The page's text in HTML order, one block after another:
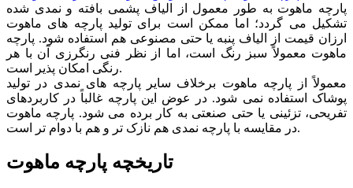
پارچه ماهوت به طور معمول از الیاف پشمی بافته و نمدی شده
تشکیل می گردد؛ اما ممکن است برای تولید پارچه های ماهوت
ارزان قیمت از الیاف پنبه یا حتی مصنوعی هم استفاده شود. پارچه
ماهوت معمولاً سبز رنگ است، اما از نظر فنی رنگرزی آن با هر
رنگی امکان پذیر است.
معمولاً از پارچه ماهوت برخلاف سایر پارچه های نمدی در تولید
پوشاک استفاده نمی شود. در عوض این پارچه غالباً در کاربردهای
تفریحی، تزئینی یا حتی صنعتی به کار برده می شود. پارچه ماهوت
در مقایسه با پارچه نمدی هم نازک تر و هم با دوام تر است.
تاریخچه پارچه ماهوت